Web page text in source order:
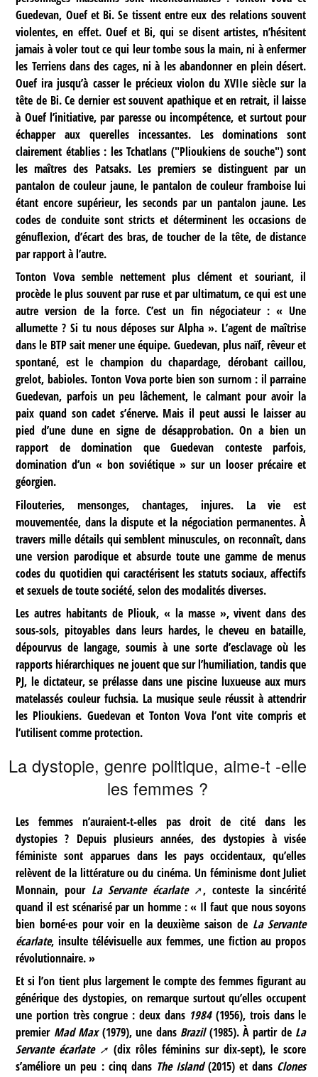
Guedevan, Ouef et Bi. Se tissent entre eux des relations souvent
violentes, en effet. Ouef et Bi, qui se disent artistes, n’hésitent
jamais à voler tout ce qui leur tombe sous la main, ni à enfermer
les Terriens dans des cages, ni à les abandonner en plein désert.
Ouef ira jusqu’à casser le précieux violon du XVIIe siècle sur la
tête de Bi. Ce dernier est souvent apathique et en retrait, il laisse
à Ouef l’initiative, par paresse ou incompétence, et surtout pour
échapper aux querelles incessantes. Les dominations sont
clairement établies : les Tchatlans ("Plioukiens de souche") sont
les maîtres des Patsaks. Les premiers se distinguent par un
pantalon de couleur jaune, le pantalon de couleur framboise lui
étant encore supérieur, les seconds par un pantalon jaune. Les
codes de conduite sont stricts et déterminent les occasions de
génuflexion, d’écart des bras, de toucher de la tête, de distance
par rapport à l’autre.
Tonton Vova semble nettement plus clément et souriant, il
procède le plus souvent par ruse et par ultimatum, ce qui est une
autre version de la force. C’est un fin négociateur : « Une
allumette ? Si tu nous déposes sur Alpha ». L’agent de maîtrise
dans le BTP sait mener une équipe. Guedevan, plus naïf, rêveur et
spontané, est le champion du chapardage, dérobant caillou,
grelot, babioles. Tonton Vova porte bien son surnom : il parraine
Guedevan, parfois un peu lâchement, le calmant pour avoir la
paix quand son cadet s’énerve. Mais il peut aussi le laisser au
pied d’une dune en signe de désapprobation. On a bien un
rapport de domination que Guedevan conteste parfois,
domination d’un « bon soviétique » sur un looser précaire et
géorgien.
Filouteries, mensonges, chantages, injures. La vie est
mouvementée, dans la dispute et la négociation permanentes. À
travers mille détails qui semblent minuscules, on reconnaît, dans
une version parodique et absurde toute une gamme de menus
codes du quotidien qui caractérisent les statuts sociaux, affectifs
et sexuels de toute société, selon des modalités diverses.
Les autres habitants de Pliouk, « la masse », vivent dans des
sous-sols, pitoyables dans leurs hardes, le cheveu en bataille,
dépourvus de langage, soumis à une sorte d’esclavage où les
rapports hiérarchiques ne jouent que sur l’humiliation, tandis que
PJ, le dictateur, se prélasse dans une piscine luxueuse aux murs
matelassés couleur fuchsia. La musique seule réussit à attendrir
les Plioukiens. Guedevan et Tonton Vova l’ont vite compris et
l’utilisent comme protection.
La dystopie, genre politique, aime-t -elle
les femmes ?
Les femmes n’auraient-t-elles pas droit de cité dans les
dystopies ? Depuis plusieurs années, des dystopies à visée
féministe sont apparues dans les pays occidentaux, qu’elles
relèvent de la littérature ou du cinéma. Un féminisme dont Juliet
Monnain, pour La Servante écarlate
, conteste la sincérité
quand il est scénarisé par un homme : « Il faut que nous soyons
bien borné·es pour voir en la deuxième saison de La Servante
écarlate, insulte télévisuelle aux femmes, une fiction au propos
révolutionnaire. »
Et si l’on tient plus largement le compte des femmes figurant au
générique des dystopies, on remarque surtout qu’elles occupent
une portion très congrue : deux dans 1984(1956), trois dans le
premier Mad Max(1979), une dans Brazil(1985). À partir de La
Servante écarlate
(dix rôles féminins sur dix-sept), le score
s’améliore un peu : cinq dans The Island(2015) et dans Clones